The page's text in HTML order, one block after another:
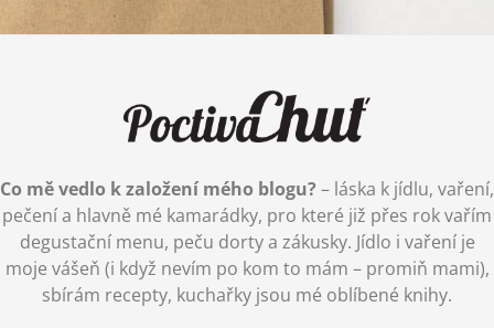
Co mě vedlo k založení mého blogu? – láska k jídlu, vaření,
pečení a hlavně mé kamarádky, pro které již přes rok vařím
degustační menu, peču dorty a zákusky. Jídlo i vaření je
moje vášeň (i když nevím po kom to mám – promiň mami),
sbírám recepty, kuchařky jsou mé oblíbené knihy.